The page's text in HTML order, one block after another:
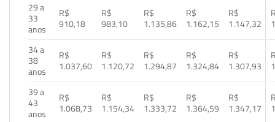
29 a
33
anos
R$
910,18
R$
983,10
R$
1.135,86
R$
1.162,15
R$
1.147,32
34 a
38
anos
R$
1.037,60
R$
1.120,72
R$
1.294,87
R$
1.324,84
R$
1.307,93
39 a
43
anos
R$
1.068,73
R$
1.154,34
R$
1.333,72
R$
1.364,59
R$
1.347,17